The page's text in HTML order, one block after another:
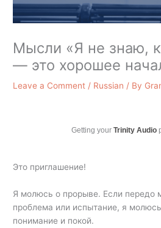
Мысли «Я не знаю,
— это хорошее
Leave a Comment / Russian / By
Getting your Trinity Audio
Это приглашение!
Я молюсь о прорыве. Если передо
проблема или испытание, я
понимание и покой.